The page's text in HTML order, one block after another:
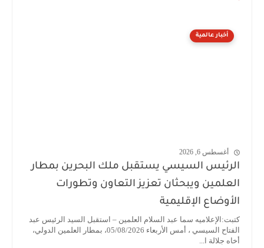
أخبار عالمية
أغسطس 6, 2026
الرئيس السيسي يستقبل ملك البحرين بمطار
العلمين ويبحثان تعزيز التعاون وتطورات
الأوضاع الإقليمية
كتبت:الإعلاميه سما عبد السلام العلمين – استقبل السيد الرئيس عبد
الفتاح السيسي ، أمس الأربعاء 05/08/2026، بمطار العلمين الدولي،
أخاه جلالة ا...